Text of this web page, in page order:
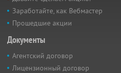
Заработайте, как Вебмастер
Прошедшие акции
Документы
Агентский договор
Лицензионный договор